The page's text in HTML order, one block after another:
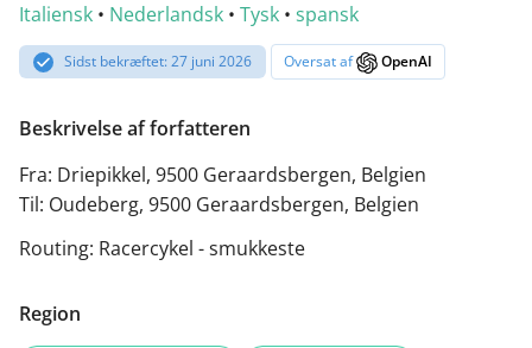
Italiensk • Nederlandsk • Tysk • spansk
Sidst bekræftet: 27 juni 2026 Oversat af OpenAI
Beskrivelse af forfatteren
Fra: Driepikkel, 9500 Geraardsbergen, Belgien
Til: Oudeberg, 9500 Geraardsbergen, Belgien
Routing: Racercykel - smukkeste
Region